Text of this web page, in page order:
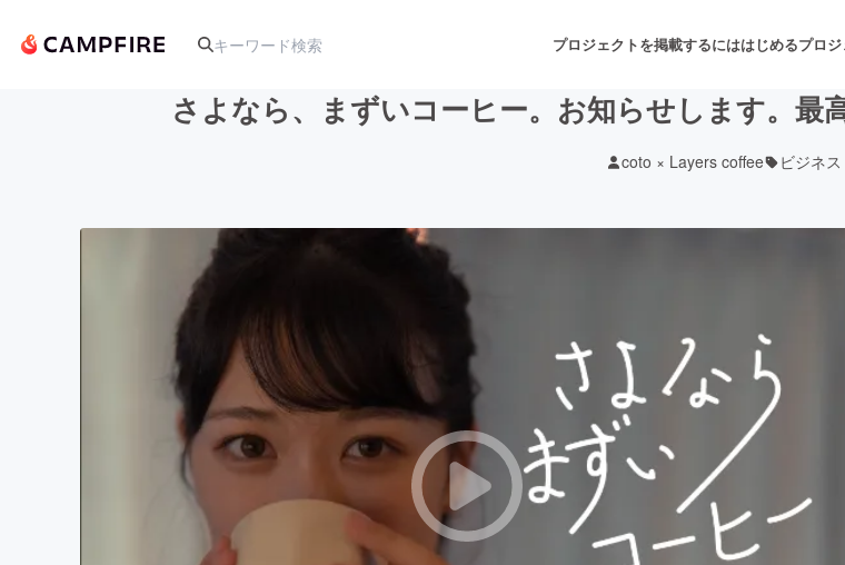
プロジェクトを掲載するにははじめるプロ
テクノロジー・ガジェット
映像・映画 書籍・雑誌出版
ビジネス・起業 チャレンジ
まちづくり・地域活性化
さよなら、まずいコーヒー。お知らせします。最
coto × Layers coffee ビジネ